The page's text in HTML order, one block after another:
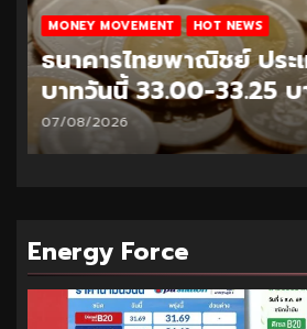
MONEY MOVEMENT HOT NEWS
ธนาคารไทยพาณิชย์ ประ
บาทวันนี้ 32.95-33.20
06/08/2026
Energy Force